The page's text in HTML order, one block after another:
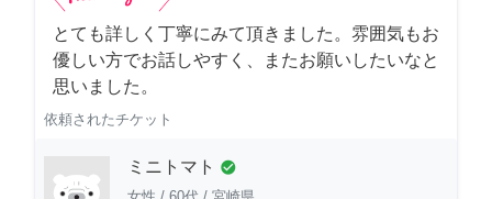
とても詳しく丁寧にみて頂きました。雰囲気もお
優しい方でお話しやすく、またお願いしたいなと
思いました。
依頼されたチケット
ミニトマト check_circle